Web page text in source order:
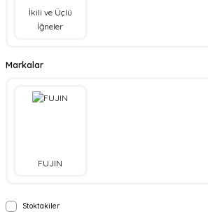
İkili ve Üçlü
İğneler
Markalar
FUJIN
Stoktakiler